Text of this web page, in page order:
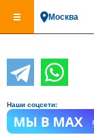
основному
Москва
Наши соцсети: